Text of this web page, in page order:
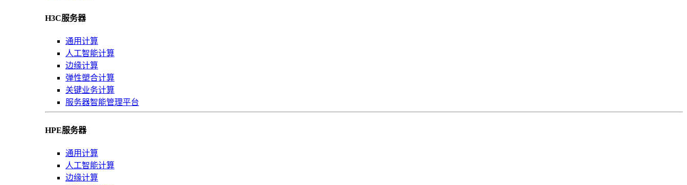
H3C服务器
通用计算
人工智能计算
边缘计算
弹性塑合计算
关键业务计算
服务器智能管理平台
HPE服务器
通用计算
人工智能计算
边缘计算